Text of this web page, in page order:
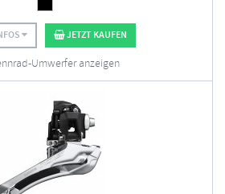
JETZT KAUFEN
Umwerfer anzeigen